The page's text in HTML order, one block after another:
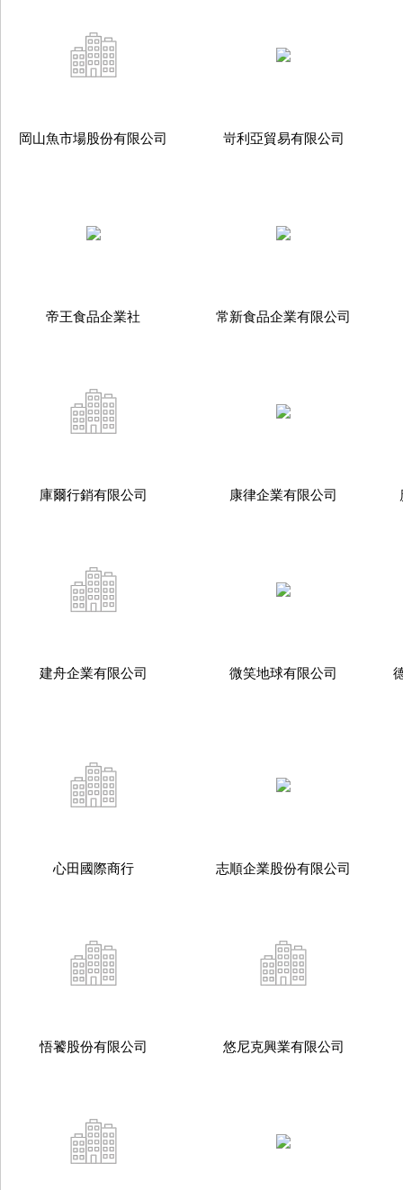
岡山魚市場股份有限公司 岢利亞貿易有限公司
帝王食品企業社 常新食品企業有限公司
庫爾行銷有限公司 康律企業有限公司
建舟企業有限公司 微笑地球有限公司
心田國際商行 志順企業股份有限公司
悟饕股份有限公司 悠尼克興業有限公司